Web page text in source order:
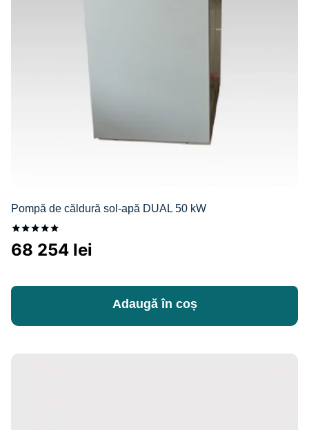
Pompă de căldură sol-apă DUAL 50 kW
Evaluat la
5.00
68 254 lei
Adaugă în coș